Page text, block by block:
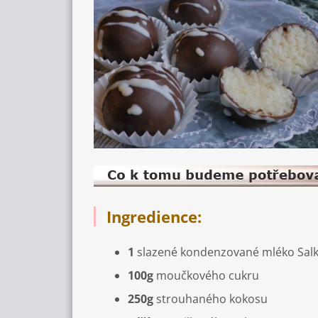
Ingredience:
1 slazené kondenzované mléko
100g moučkového cukru
250g strouhaného kokosu